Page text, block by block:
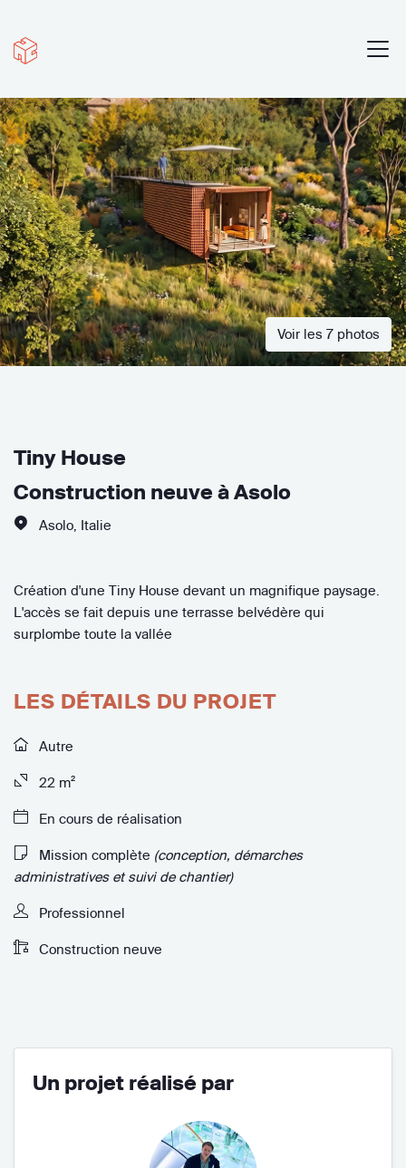
Voir les 7 photos
Tiny House
Construction neuve à Asolo
Asolo Italie
Création d'une Tiny House devant un magnifique paysage.
L'accès se fait depuis une terrasse belvédère qui
surplombe toute la vallée
LES DÉTAILS DU PROJET
Autre
22 m²
En cours de réalisation
Mission complète (conception, démarches
administratives et suivi de chantier)
Professionnel
Construction neuve
Un projet réalisé par